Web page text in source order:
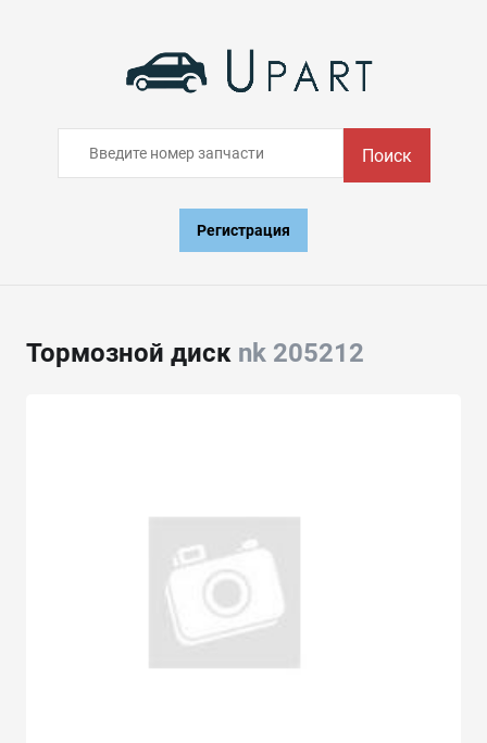
Поиск
Регистрация
Тормозной диск nk 205212